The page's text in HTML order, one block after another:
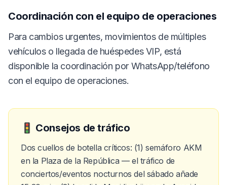
Coordinación con el equipo de operaciones
Para cambios urgentes, movimientos de múltiples
vehículos o llegada de huéspedes VIP, está
disponible la coordinación por WhatsApp/teléfono
con el equipo de operaciones.
🚦 Consejos de tráfico
Dos cuellos de botella críticos: (1) semáforo AKM
en la Plaza de la República — el tráfico de
conciertos/eventos nocturnos del sábado añade